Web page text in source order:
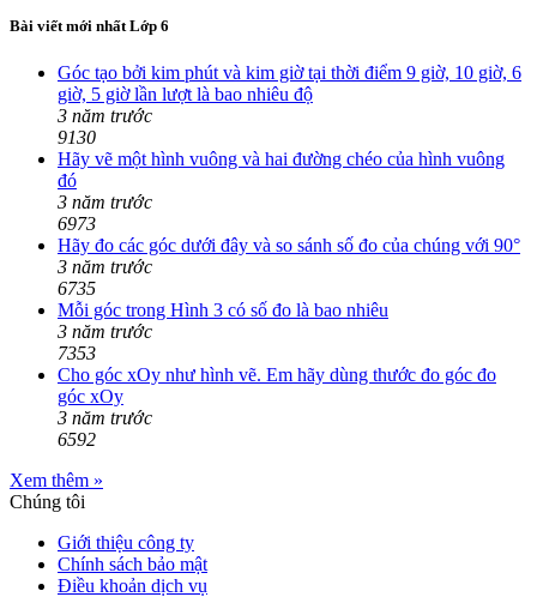
Bài viết mới nhất Lớp 6
Góc tạo bởi kim phút và kim giờ tại thời điểm 9 giờ, 10 giờ, 6
giờ, 5 giờ lần lượt là bao nhiêu độ
3 năm trước
9130
Hãy vẽ một hình vuông và hai đường chéo của hình vuông
đó
3 năm trước
6973
Hãy đo các góc dưới đây và so sánh số đo của chúng với 90°
3 năm trước
6735
Mỗi góc trong Hình 3 có số đo là bao nhiêu
3 năm trước
7353
Cho góc xOy như hình vẽ. Em hãy dùng thước đo góc đo
góc xOy
3 năm trước
6592
Xem thêm »
Chúng tôi
Giới thiệu công ty
Chính sách bảo mật
Điều khoản dịch vụ